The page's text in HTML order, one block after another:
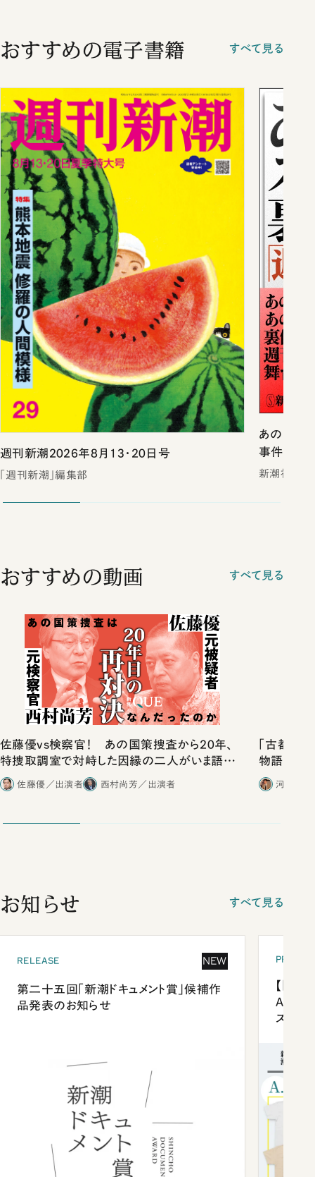
おすすめの電子書籍 すべて見る
週刊新潮2026年8月13・20日号
「週刊新潮」編集部
あのスキ
事件戦後
新潮社
おすすめの動画 すべて見る
佐藤優vs検察官！ あの国策捜査から20年、
特捜取調室で対峙した因縁の二人がいま語り
合ったこと
佐藤優／出演者 西村尚芳／出演者
「古都」
物語」に
河野有
お知らせ すべて見る
RELEASE NEW
第二十五回「新潮ドキュメント賞」候補作
品発表のお知らせ
【「新
ズプレ